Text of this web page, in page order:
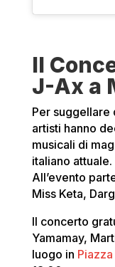
Il
J-Ax a
Per suggellare
artisti hanno
musicali di
italiano attuale.
All’evento
Miss Keta,
Il concerto
Yamamay,
luogo in